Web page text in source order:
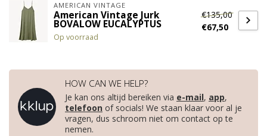
AMERICAN VINTAGE
American Vintage Jurk
BOVALOW EUCALYPTUS
Op voorraad
€135,00
€67,50
HOW CAN WE HELP?
Je kan ons altijd bereiken via e-mail, app,
telefoon of socials! We staan klaar voor al je
vragen, dus schroom niet om contact op te
nemen.